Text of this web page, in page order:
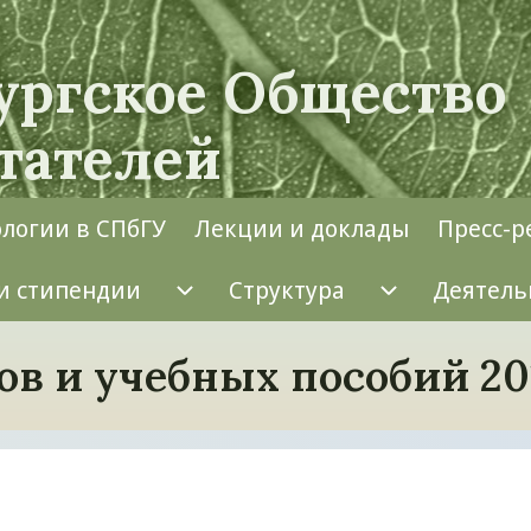
Общество
в СПбГУ Лекции и доклады Пресс-
стипендии
Конкурсы и стипендии
Структура
Структура
и учебных пособий